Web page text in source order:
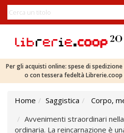
Per gli acquisti online: spese di
o con tessera fedeltà
Home Saggistica
Corpo,
Avvenimenti straordinari
ordinaria. La reincarnazione è